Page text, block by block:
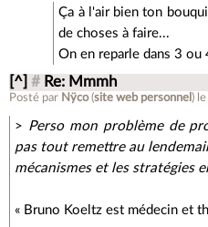
Ça à l'air bien ton
de choses à faire...
On en reparle dans 3 ou
[^] # Re: Mmmh
Posté par Nÿco(site web personnel )
> Perso mon problème de
pas tout remettre au
mécanismes et les stratégies
« Bruno Koeltz est médecin et